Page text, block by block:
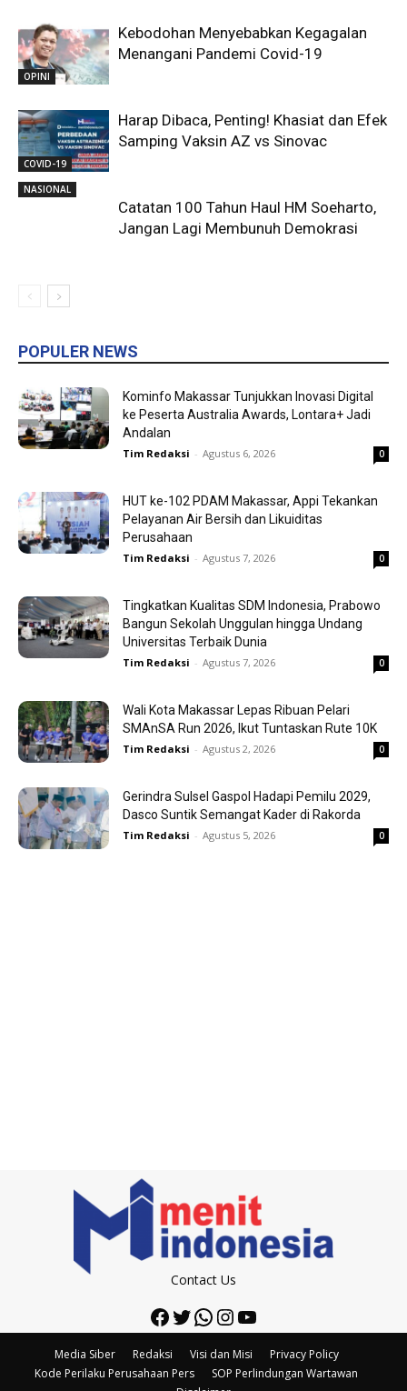
OPINI
Kebodohan Menyebabkan Kegagalan
Menangani Pandemi Covid-19
COVID-19
Harap Dibaca, Penting! Khasiat dan Efek
Samping Vaksin AZ vs Sinovac
NASIONAL
Catatan 100 Tahun Haul HM Soeharto,
Jangan Lagi Membunuh Demokrasi
POPULER NEWS
Kominfo Makassar Tunjukkan Inovasi Digital
ke Peserta Australia Awards, Lontara+ Jadi
Andalan
Tim Redaksi - Agustus 6, 2026 0
HUT ke-102 PDAM Makassar, Appi Tekankan
Pelayanan Air Bersih dan Likuiditas
Perusahaan
Tim Redaksi - Agustus 7, 2026 0
Tingkatkan Kualitas SDM Indonesia, Prabowo
Bangun Sekolah Unggulan hingga Undang
Universitas Terbaik Dunia
Tim Redaksi - Agustus 7, 2026 0
Wali Kota Makassar Lepas Ribuan Pelari
SMAnSA Run 2026, Ikut Tuntaskan Rute 10K
Tim Redaksi - Agustus 2, 2026 0
Gerindra Sulsel Gaspol Hadapi Pemilu 2029,
Dasco Suntik Semangat Kader di Rakorda
Tim Redaksi - Agustus 5, 2026 0
Contact Us
Facebook
Twitter
WhatsApp
Instagram
YouTube
Media Siber Redaksi Visi dan Misi
Privacy Policy
Kode Perilaku Perusahaan Pers
SOP Perlindungan Wartawan